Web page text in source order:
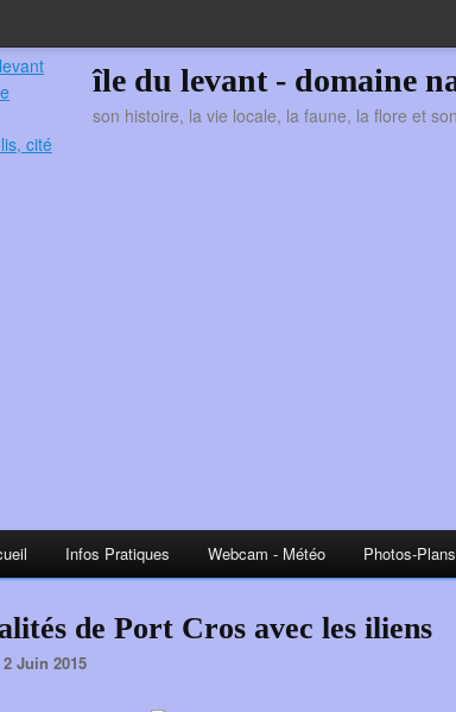
île du levant - domaine
son histoire, la vie locale, la faune, la flore et
Infos Pratiques Webcam - Météo Photos-
de Port Cros avec les iliens
2 Juin 2015